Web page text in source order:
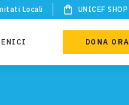
Locali UNICEF SHOP
DONA ORA